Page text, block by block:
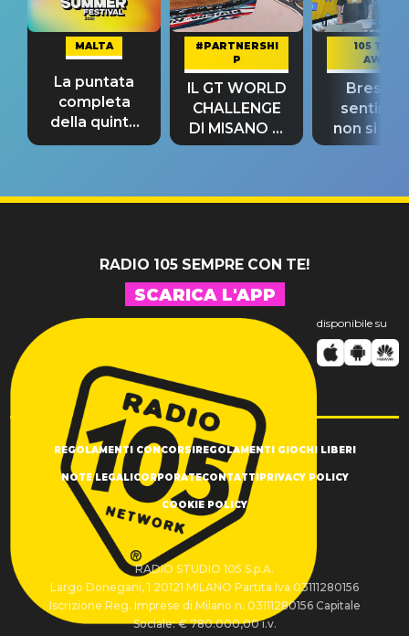
MALTA
La puntata
completa
della quinta
tappa
#PARTNERSHI
P
IL GT WORLD
CHALLENGE
DI MISANO si
riconferma
105 TAKE
AWAY
Bresh:
non si
fino alla
RADIO 105 SEMPRE CON TE!
SCARICA L'APP
disponibile su
REGOLAMENTI CONCORSIREGOLAMENTI GIOCHI LIBERI
NOTE LEGALICORPORATECONTATTIPRIVACY POLICY
COOKIE POLICY
RADIO STUDIO 105 S.p.A.
Largo Donegani, 1 20121 MILANO Partita Iva 03111280156
Iscrizione Reg. Imprese di Milano n. 03111280156 Capitale
Sociale: € 780.000,00 i.v.